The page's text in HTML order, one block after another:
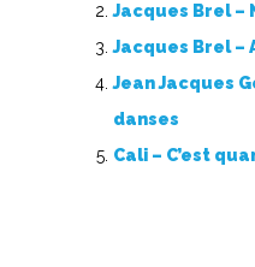
Jacques Brel –
Jacques Brel –
Jean Jacques
danses
Cali – C’est